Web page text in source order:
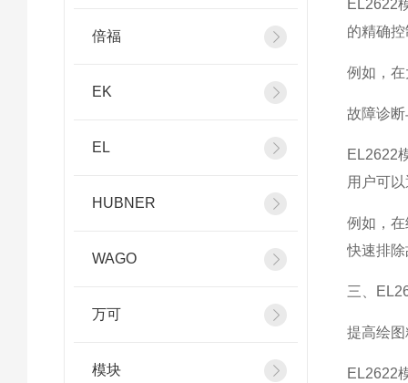
倍福
EK
EL
HUBNER
WAGO
万可
模块
EL2622
的精确
例如，
故障诊
EL2622
用户可
例如，
快速排
三、
提高绘
EL2622